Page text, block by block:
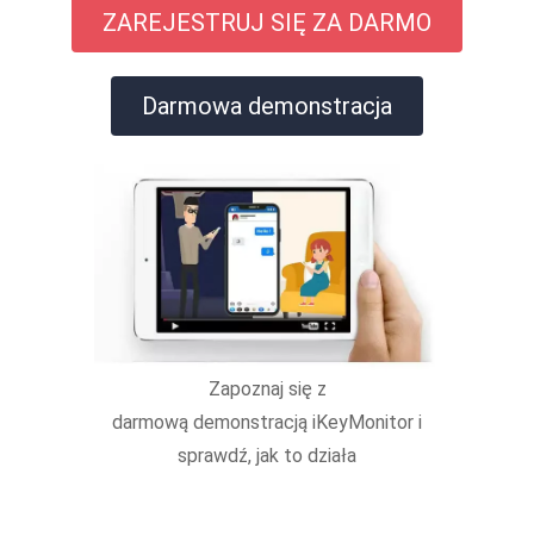
ZAREJESTRUJ SIĘ ZA DARMO
Darmowa demonstracja
Zapoznaj się z
darmową demonstracją iKeyMonitor i
sprawdź, jak to działa